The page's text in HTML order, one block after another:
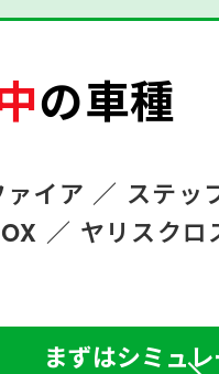
の車種
イア ／ ステッ
／ ヤリスクロ
まずはシミュ